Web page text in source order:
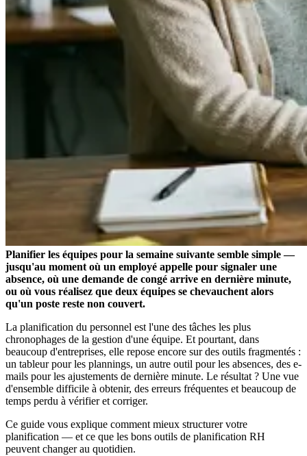
Planifier les équipes pour la semaine suivante semble simple —
jusqu'au moment où un employé appelle pour signaler une
absence, où une demande de congé arrive en dernière minute,
ou où vous réalisez que deux équipes se chevauchent alors
qu'un poste reste non couvert.
La planification du personnel est l'une des tâches les plus
chronophages de la gestion d'une équipe. Et pourtant, dans
beaucoup d'entreprises, elle repose encore sur des outils fragmentés :
un tableur pour les plannings, un autre outil pour les absences, des e-
mails pour les ajustements de dernière minute. Le résultat ? Une vue
d'ensemble difficile à obtenir, des erreurs fréquentes et beaucoup de
temps perdu à vérifier et corriger.
Ce guide vous explique comment mieux structurer votre
planification — et ce que les bons outils de planification RH
peuvent changer au quotidien.